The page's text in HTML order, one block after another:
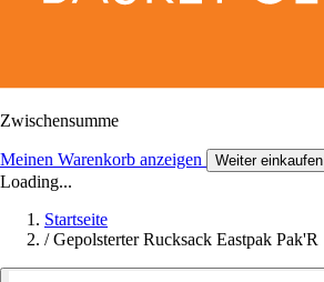
Zwischensumme
Meinen Warenkorb anzeigen Weiter einkaufen
Loading...
Startseite
/ Gepolsterter Rucksack Eastpak Pak'R